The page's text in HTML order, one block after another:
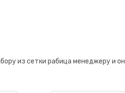
из сетки рабица менеджеру и он